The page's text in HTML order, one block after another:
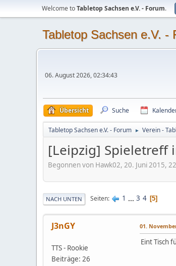
Welcome toTabletop Sachsen e.V. - Forum.
Tabletop Sachsen e.V. -
06. August 2026, 02:34:43
Übersicht Suche
Tabletop Sachsen e.V. - Forum ► Verein -
[Leipzig] Spieletreff
Begonnen von Hawk02, 20. Juni 2015,
NACH UNTEN Seiten 1 ... 3 4 5
J3nGY
TTS - Rookie
Beiträge: 26
01.
Eint Tisch